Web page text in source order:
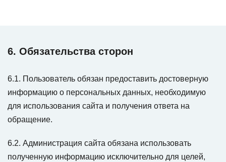
6. Обязательства сторон
6.1. Пользователь обязан предоставить достоверную
информацию о персональных данных, необходимую
для использования сайта и получения ответа на
обращение.
6.2. Администрация сайта обязана использовать
полученную информацию исключительно для целей,